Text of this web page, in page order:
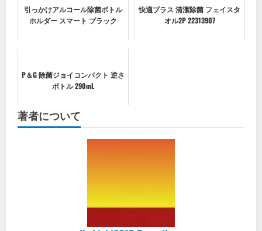
引っかけアルコール除菌ボトル
ホルダー スマート ブラック
快適プラス 清潔除菌 フェイスタ
オル2P 22313907
P＆G 除菌ジョイコンパクト 逆さ
ボトル 290mL
著者について